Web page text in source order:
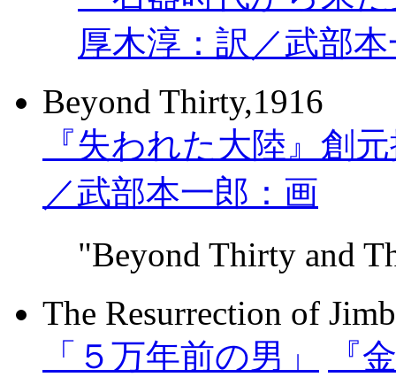
厚木淳：訳／武部
Beyond Thirty,1916
『失われた大陸』創
／武部本一郎：画
"Beyond Thirty and
The Resurrection of
「５万年前の男」
『